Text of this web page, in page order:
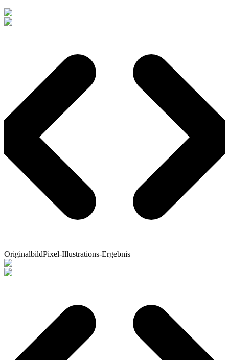
OriginalbildPixel-Illustrations-Ergebnis